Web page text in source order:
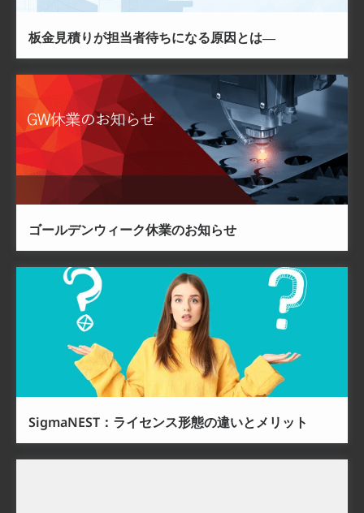
板金見積りが担当者待ちになる原因とは―
ゴールデンウィーク休業のお知らせ
SigmaNEST：ライセンス形態の違いとメリット